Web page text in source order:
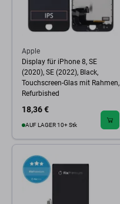
Apple
Display für iPhone 8, SE
(2020), SE (2022), Black,
Touchscreen-Glas mit Rahmen,
Refurbished
18,36 €
AUF LAGER 10+ Stk